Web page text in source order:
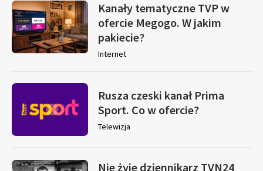
Kanały tematyczne TVP w
ofercie Megogo. W jakim
pakiecie?
Internet
Rusza czeski kanał Prima
Sport. Co w ofercie?
Telewizja
Nie żyje dziennikarz TVN24